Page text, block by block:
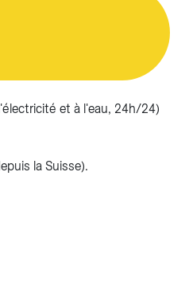
et à l'eau, 24h/24)
la Suisse).